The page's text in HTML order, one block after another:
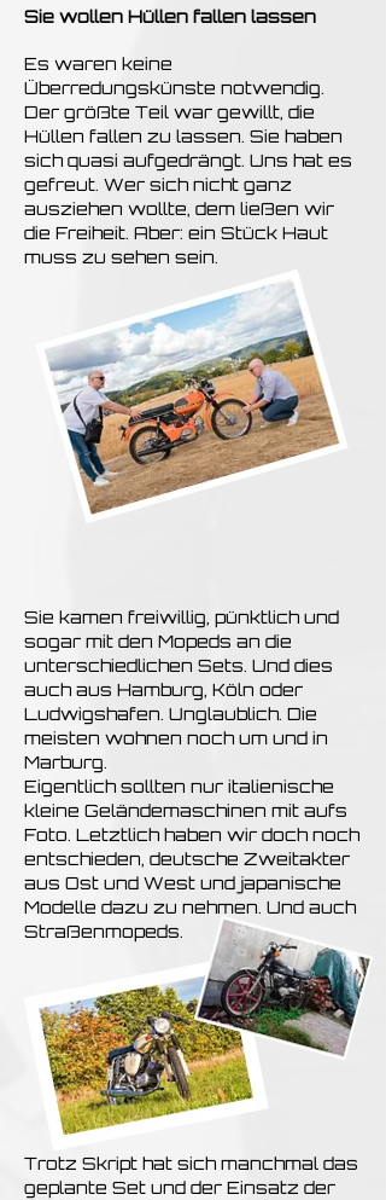
Sie wollen Hüllen fallen lassen
Es waren keine
Überredungskünste notwendig.
Der größte Teil war gewillt, die
Hüllen fallen zu lassen. Sie haben
sich quasi aufgedrängt. Uns hat es
gefreut. Wer sich nicht ganz
ausziehen wollte, dem ließen wir
die Freiheit. Aber: ein Stück Haut
muss zu sehen sein.
Sie kamen freiwillig, pünktlich und
sogar mit den Mopeds an die
unterschiedlichen Sets. Und dies
auch aus Hamburg, Köln oder
Ludwigshafen. Unglaublich. Die
meisten wohnen noch um und in
Marburg.
Eigentlich sollten nur italienische
kleine Geländemaschinen mit aufs
Foto. Letztlich haben wir doch noch
entschieden, deutsche Zweitakter
aus Ost und West und japanische
Modelle dazu zu nehmen. Und auch
Straßenmopeds.
Trotz Skript hat sich manchmal das
geplante Set und der Einsatz der